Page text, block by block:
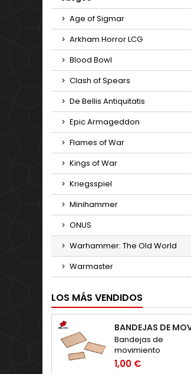
Age of Sigmar
Arkham Horror LCG
Blood Bowl
Clash of Spears
De Bellis Antiquitatis
Epic Armageddon
Flames of War
Kings of War
Kriegsspiel
Minihammer
ONUS
Warhammer: The Old World
Warmaster
LOS MÁS VENDIDOS
Bandejas de
movimiento
rectangulares de
1,00 €